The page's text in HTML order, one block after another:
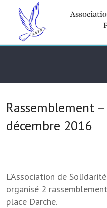
content
Association
avec le
Rassemblement
décembre 2016
L’Association de
organisé 2
place Darche.